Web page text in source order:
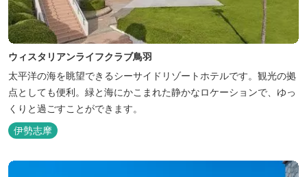
ウィスタリアンライフクラブ鳥羽
太平洋の海を眺望できるシーサイドリゾートホテルです。観光の拠
点としても便利。緑と海にかこまれた静かなロケーションで、ゆっ
くりと過ごすことができます。
伊勢志摩